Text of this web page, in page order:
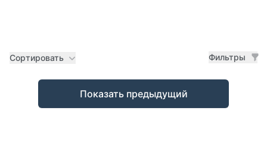
Сортировать Фильтры
Товары
Показать предыдущий